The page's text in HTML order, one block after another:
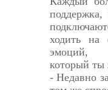
ходить на
эмоций,
который ты
- Недавно